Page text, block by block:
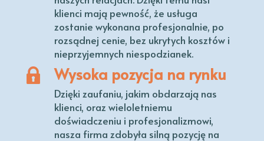
klienci mają pewność, że usługa
zostanie wykonana profesjonalnie, po
rozsądnej cenie, bez ukrytych kosztów i
nieprzyjemnych niespodzianek.
Wysoka pozycja na rynku
Dzięki zaufaniu, jakim obdarzają nas
klienci, oraz wieloletniemu
doświadczeniu i profesjonalizmowi,
nasza firma zdobyła silną pozycję na